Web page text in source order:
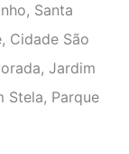
Santa
Cidade São
Jardim
Stela, Parque